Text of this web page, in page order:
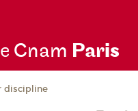
Cnam Paris
discipline